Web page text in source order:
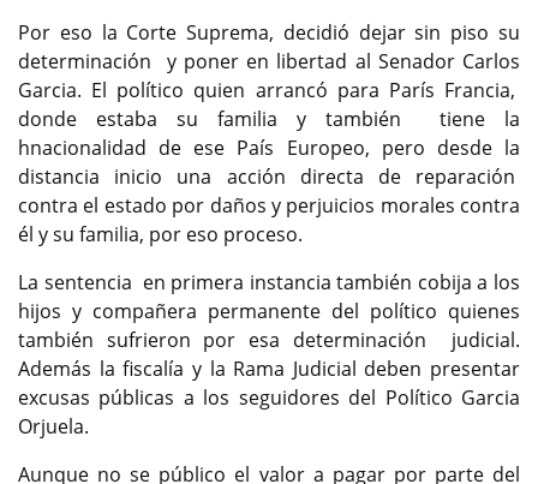
Por eso la Corte Suprema, decidió dejar sin piso su
determinación y poner en libertad al Senador Carlos
Garcia. El político quien arrancó para París Francia,
donde estaba su familia y también tiene la
hnacionalidad de ese País Europeo, pero desde la
distancia inicio una acción directa de reparación
contra el estado por daños y perjuicios morales contra
él y su familia, por eso proceso.
La sentencia en primera instancia también cobija a los
hijos y compañera permanente del político quienes
también sufrieron por esa determinación judicial.
Además la fiscalía y la Rama Judicial deben presentar
excusas públicas a los seguidores del Político Garcia
Orjuela.
Aunque no se público el valor a pagar por parte del